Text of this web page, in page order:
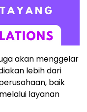
akan menggelar
lebih dari
baik
layanan